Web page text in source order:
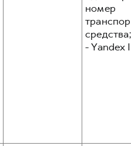
номер
средства;
- Yandex